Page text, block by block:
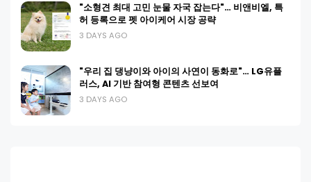
"소형견 최대 고민 눈물 자국 잡는다"… 비앤비엘, 특
허 등록으로 펫 아이케어 시장 공략
3 DAYS AGO
"우리 집 댕냥이와 아이의 사연이 동화로"… LG유플
러스, AI 기반 참여형 콘텐츠 선보여
3 DAYS AGO